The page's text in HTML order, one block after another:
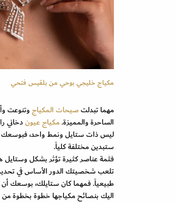
مكياج خليجي بوحي من بلقيس فتحي
مهما تبدلتصيحات المكياج وتنوعت
الساحرة والمميزة.مكياج عيوندخاني
ليس ذات ستايل ونمط واحد، فبوسعك
ستبدين مختلفة كلياً.
فثمة عناصر كثيرة تؤثر بشكل وستايل
تلعب شخصيتك الدور الأساس في تحديد
طبيعياً. فمهما كان ستايلك، بوسعك أن
اليك بنصائح مكياجها خطوة بخطوة من